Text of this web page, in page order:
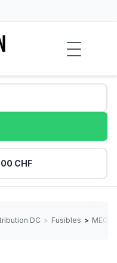
CHF
DC > Fusibles >